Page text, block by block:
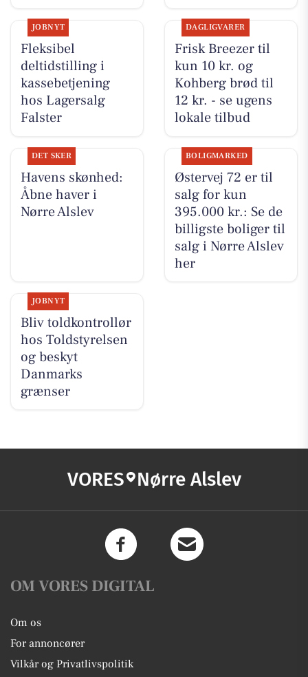
JOBNYT
Fleksibel
deltidstilling i
kassebetjening
hos Lagersalg
Falster
DAGLIGVARER
Frisk Breezer til
kun 10 kr. og
Kohberg brød til
12 kr. - se ugens
lokale tilbud
DET SKER
Havens skønhed:
Åbne haver i
Nørre Alslev
BOLIGMARKED
Østervej 72 er til
salg for kun
395.000 kr.: Se de
billigste boliger til
salg i Nørre Alslev
her
JOBNYT
Bliv toldkontrollør
hos Toldstyrelsen
og beskyt
Danmarks
grænser
VORES Nørre Alslev
OM VORES DIGITAL
Om os
For annoncører
Vilkår og Privatlivspolitik